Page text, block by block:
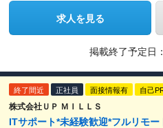
求人を見る
掲載終了予定日：
終了間近 正社員 面接情報有 自己
株式会社ＵＰ ＭＩＬＬＳ
ITサポート*未経験歓迎*フルリモ